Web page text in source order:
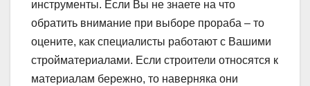
инструменты. Если Вы не знаете на что
обратить внимание при выборе прораба – то
оцените, как специалисты работают с Вашими
стройматериалами. Если строители относятся к
материалам бережно, то наверняка они